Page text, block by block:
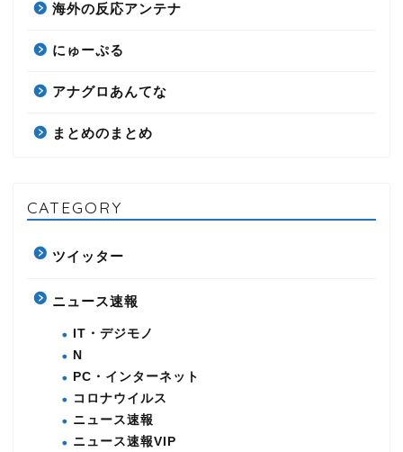
海外の反応アンテナ
にゅーぷる
アナグロあんてな
まとめのまとめ
CATEGORY
ツイッター
ニュース速報
IT・デジモノ
N
PC・インターネット
コロナウイルス
ニュース速報
ニュース速報VIP